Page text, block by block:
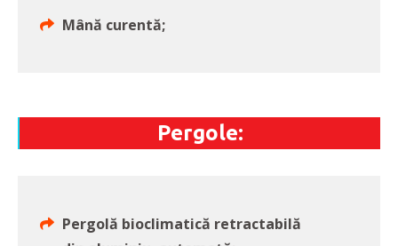
Mână curentă;
Pergole:
Pergolă bioclimatică retractabilă